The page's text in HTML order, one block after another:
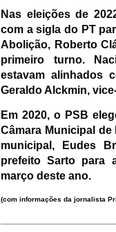
Nas eleições de
com a sigla do PT
Abolição, Roberto
primeiro turno.
estavam alinhados
Geraldo Alckmin,
Em 2020, o PSB
Câmara Municipal
municipal, Eudes
prefeito Sarto para
março deste ano.
(com informações da jornalista